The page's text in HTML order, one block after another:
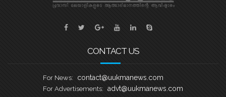
പ്രതിനിധീകരിക്കുന്ന ടീമുകൾ കുട്ടനാടൻ
വള്ളങ്ങളിലാണ് മത്സരിക്കുന്നത്. ഓരോ
CONTACT US
For News: contact@uukmanews.com
For Advertisements: advt@uukmanews.com